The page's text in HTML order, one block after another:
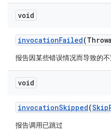
void
invocationFailed
报告因某些错误情况而导致的不
void
invocationSkipped(Skip
报告调用已跳过